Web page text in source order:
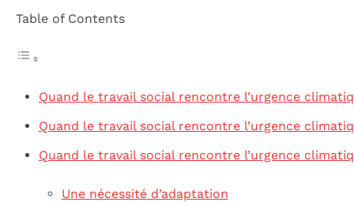
Table of Contents
Quand le travail social rencontre l’urgence
Quand le travail social rencontre l’urgence
Quand le travail social rencontre l’urgence
Une nécessité d’adaptation